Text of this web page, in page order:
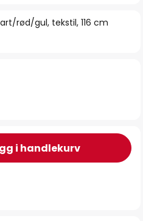
rød/gul, tekstil, 116 cm
i handlekurv